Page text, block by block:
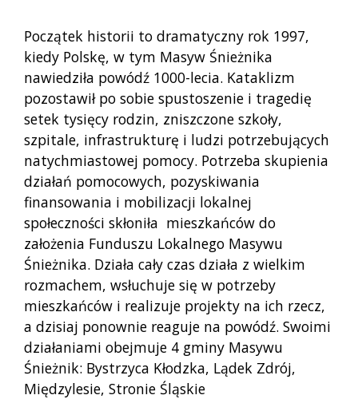
Początek historii to dramatyczny rok 1997,
kiedy Polskę, w tym Masyw Śnieżnika
nawiedziła powódź 1000-lecia. Kataklizm
pozostawił po sobie spustoszenie i tragedię
setek tysięcy rodzin, zniszczone szkoły,
szpitale, infrastrukturę i ludzi potrzebujących
natychmiastowej pomocy. Potrzeba skupienia
działań pomocowych, pozyskiwania
finansowania i mobilizacji lokalnej
społeczności skłoniła mieszkańców do
założenia Funduszu Lokalnego Masywu
Śnieżnika. Działa cały czas działa z wielkim
rozmachem, wsłuchuje się w potrzeby
mieszkańców i realizuje projekty na ich rzecz,
a dzisiaj ponownie reaguje na powódź. Swoimi
działaniami obejmuje 4 gminy Masywu
Śnieżnik: Bystrzyca Kłodzka, Lądek Zdrój,
Międzylesie, Stronie Śląskie